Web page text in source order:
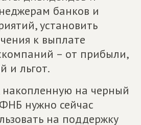
банков и
установить
к выплате
– от прибыли,
и льгот.
на черный
нужно сейчас
на поддержку